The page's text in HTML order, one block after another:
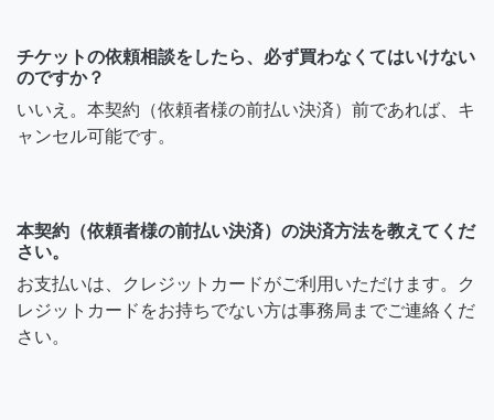
チケットの依頼相談をしたら、必ず買わなくてはいけない
のですか？
いいえ。本契約（依頼者様の前払い決済）前であれば、キ
ャンセル可能です。
本契約（依頼者様の前払い決済）の決済方法を教えてくだ
さい。
お支払いは、クレジットカードがご利用いただけます。ク
レジットカードをお持ちでない方は事務局までご連絡くだ
さい。